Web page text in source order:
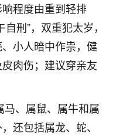
程度由重到轻排
刑”，双重犯太岁，
小人暗中作祟，健
肉伤；建议穿亲友
、属鼠、属牛和属
还包括属龙、蛇、
会，但同时竞争的我们
幸心理，没想到老师看
按照老师建议，做了化
前的人事调整，拖到年
年一上班，开会提拔升
，主要是底薪加了
，感恩感谢！🙏🏻